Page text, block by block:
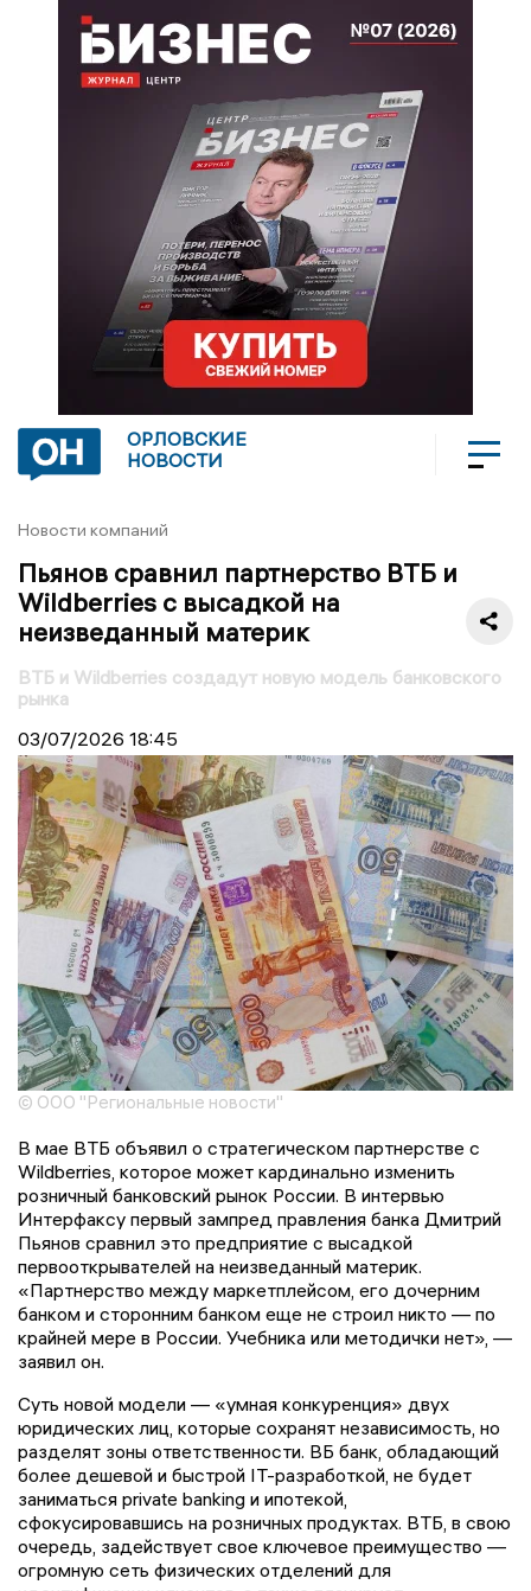
ОРЛОВСКИЕ
НОВОСТИ
Новости компаний
Пьянов сравнил партнерство ВТБ и
Wildberries с высадкой на
неизведанный материк
ВТБ и Wildberries создадут новую модель банковского
рынка
03/07/2026 18:45
© ООО "Региональные новости"
В мае ВТБ объявил о стратегическом партнерстве с
Wildberries, которое может кардинально изменить
розничный банковский рынок России. В интервью
Интерфаксу первый зампред правления банка Дмитрий
Пьянов сравнил это предприятие с высадкой
первооткрывателей на неизведанный материк.
«Партнерство между маркетплейсом, его дочерним
банком и сторонним банком еще не строил никто — по
крайней мере в России. Учебника или методички нет», —
заявил он.
Суть новой модели — «умная конкуренция» двух
юридических лиц, которые сохранят независимость, но
разделят зоны ответственности. ВБ банк, обладающий
более дешевой и быстрой IT-разработкой, не будет
заниматься private banking и ипотекой,
сфокусировавшись на розничных продуктах. ВТБ, в свою
очередь, задействует свое ключевое преимущество —
огромную сеть физических отделений для